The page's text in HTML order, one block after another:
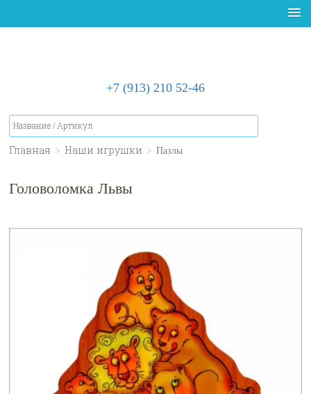
+7 (913) 210 52-46
Главная > Наши игрушки > Пазлы
Головоломка Львы